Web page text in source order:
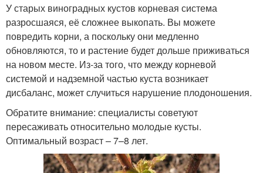
У старых виноградных кустов корневая система
разросшаяся, её сложнее выкопать. Вы можете
повредить корни, а поскольку они медленно
обновляются, то и растение будет дольше приживаться
на новом месте. Из-за того, что между корневой
системой и надземной частью куста возникает
дисбаланс, может случиться нарушение плодоношения.
Обратите внимание: специалисты советуют
пересаживать относительно молодые кусты.
Оптимальный возраст – 7–8 лет.